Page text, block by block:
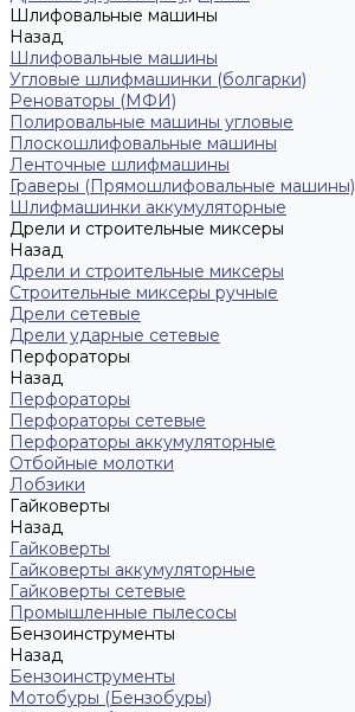
Шлифовальные машины
Назад
Шлифовальные машины
Угловые шлифмашинки (болгарки)
Реноваторы (МФИ)
Полировальные машины угловые
Плоскошлифовальные машины
Ленточные шлифмашины
Граверы (Прямошлифовальные машины)
Шлифмашинки аккумуляторные
Дрели и строительные миксеры
Назад
Дрели и строительные миксеры
Строительные миксеры ручные
Дрели сетевые
Дрели ударные сетевые
Перфораторы
Назад
Перфораторы
Перфораторы сетевые
Перфораторы аккумуляторные
Отбойные молотки
Лобзики
Гайковерты
Назад
Гайковерты
Гайковерты аккумуляторные
Гайковерты сетевые
Промышленные пылесосы
Бензоинструменты
Назад
Бензоинструменты
Мотобуры (Бензобуры)